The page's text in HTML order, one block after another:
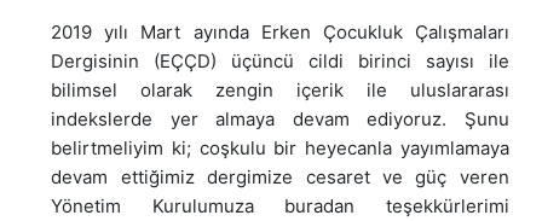
2019 yılı Mart ayında Erken Çocukluk Çalışmaları
Dergisinin (EÇÇD) üçüncü cildi birinci sayısı ile
bilimsel olarak zengin içerik ile uluslararası
indekslerde yer almaya devam ediyoruz. Şunu
belirtmeliyim ki; coşkulu bir heyecanla yayımlamaya
devam ettiğimiz dergimize cesaret ve güç veren
Yönetim Kurulumuza buradan teşekkürlerimi